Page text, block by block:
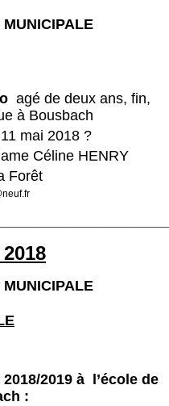
agé de deux ans, fin,
à Bousbach
mai 2018 ?
Céline HENRY
Forêt
2019 à l’école de
: